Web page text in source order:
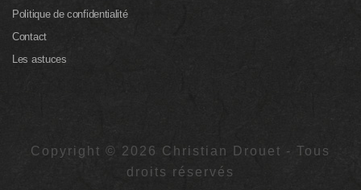
Politique de confidentialité
Contact
Les astuces
Copyright © 2026 Christian Drouet - Tous
droits réservés